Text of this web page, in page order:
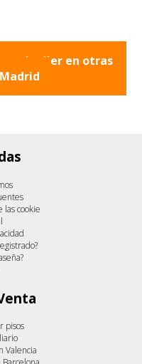
alquiler en otras
Madrid
las cookie
pisos
Valencia